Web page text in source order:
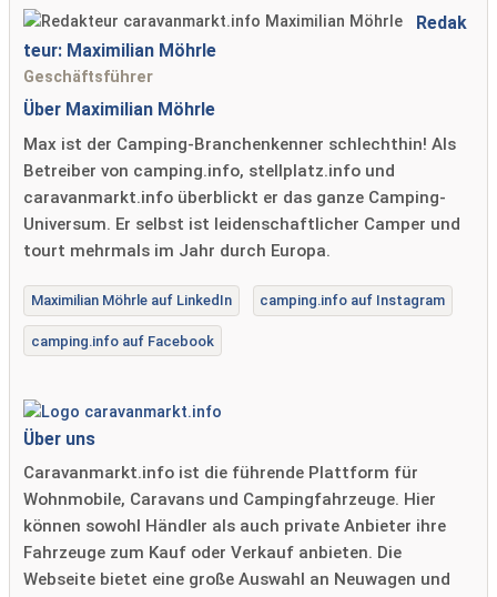
Redak
teur: Maximilian Möhrle
Geschäftsführer
Über Maximilian Möhrle
Max ist der Camping-Branchenkenner schlechthin! Als
Betreiber von camping.info, stellplatz.info und
caravanmarkt.info überblickt er das ganze Camping-
Universum. Er selbst ist leidenschaftlicher Camper und
tourt mehrmals im Jahr durch Europa.
Maximilian Möhrle auf LinkedIn camping.info auf Instagram
camping.info auf Facebook
Über uns
Caravanmarkt.info ist die führende Plattform für
Wohnmobile, Caravans und Campingfahrzeuge. Hier
können sowohl Händler als auch private Anbieter ihre
Fahrzeuge zum Kauf oder Verkauf anbieten. Die
Webseite bietet eine große Auswahl an Neuwagen und